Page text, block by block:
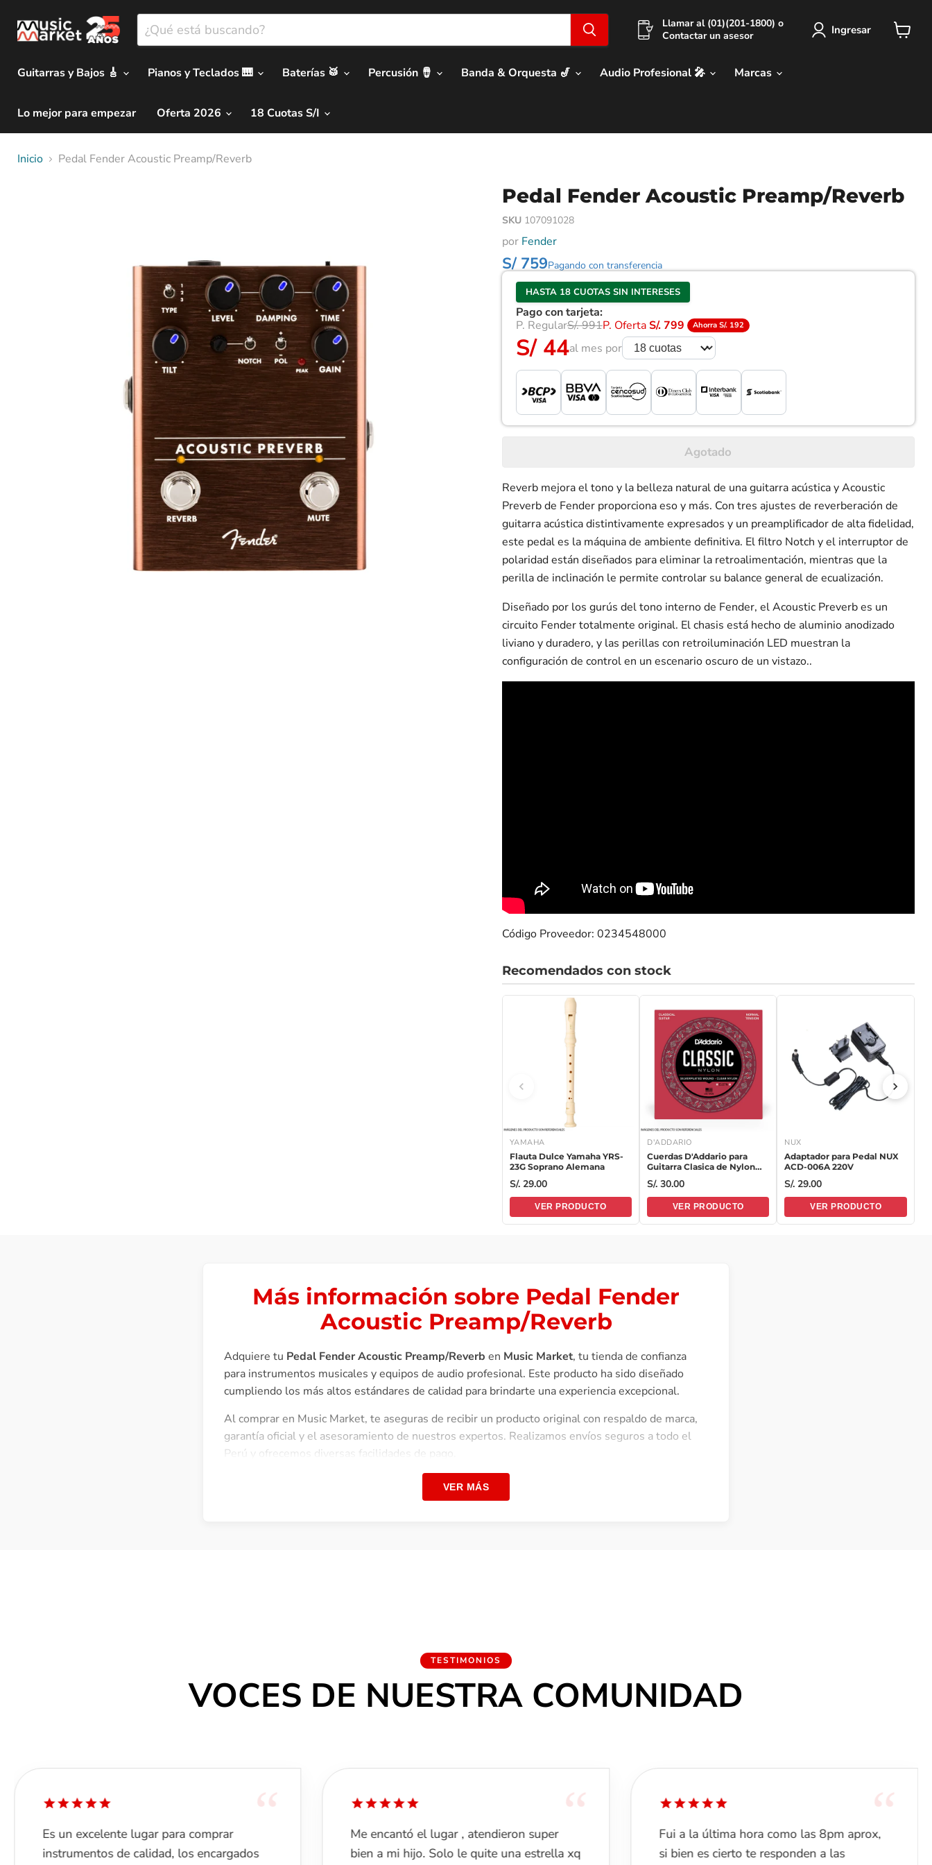
Llamar al (01)(201-1800) o
Contactar un asesor
Ingresar
Guitarras y Bajos 🎸
Pianos y Teclados 🎹 Baterías 🥁 Percusión 🪘 Banda & Orquesta 🎷 Audio Profesional 🎤 Marcas
Lo mejor para empezar Oferta 2026 18 Cuotas S/I
Inicio Pedal Fender Acoustic Preamp/Reverb
Pedal Fender Acoustic Preamp/Reverb
SKU 107091028
por Fender
S/ 759Pagando con transferencia
HASTA 18 CUOTAS SIN INTERESES
Pago con tarjeta:
P. RegularS/. 991P. OfertaS/. 799 Ahorra S/. 192
S/ 44al mes por
Agotado
Reverb mejora el tono y la belleza natural de una guitarra acústica y Acoustic
Preverb de Fender proporciona eso y más. Con tres ajustes de reverberación de
guitarra acústica distintivamente expresados y un preamplificador de alta fidelidad,
este pedal es la máquina de ambiente definitiva. El filtro Notch y el interruptor de
polaridad están diseñados para eliminar la retroalimentación, mientras que la
perilla de inclinación le permite controlar su balance general de ecualización.
Diseñado por los gurús del tono interno de Fender, el Acoustic Preverb es un
circuito Fender totalmente original. El chasis está hecho de aluminio anodizado
liviano y duradero, y las perillas con retroiluminación LED muestran la
configuración de control en un escenario oscuro de un vistazo..
Código Proveedor: 0234548000
Recomendados con stock
YAMAHA
Flauta Dulce Yamaha YRS-
23G Soprano Alemana
S/. 29.00
VER PRODUCTO
D'ADDARIO
Cuerdas D'Addario para
Guitarra Clasica de Nylon
EJ27N Tensión Normal
S/. 30.00
VER PRODUCTO
NUX
Adaptador para Pedal NUX
ACD-006A 220V
S/. 29.00
VER PRODUCTO
Más información sobre Pedal Fender
Acoustic Preamp/Reverb
Adquiere tu Pedal Fender Acoustic Preamp/Reverb en Music Market, tu tienda de confianza
para instrumentos musicales y equipos de audio profesional. Este producto ha sido diseñado
cumpliendo los más altos estándares de calidad para brindarte una experiencia excepcional.
Al comprar en Music Market, te aseguras de recibir un producto original con respaldo de marca,
garantía oficial y el asesoramiento de nuestros expertos. Realizamos envíos seguros a todo el
Perú y ofrecemos diversas facilidades de pago.
Reverb mejora el tono y la belleza natural de una guitarra acústica y Acoustic Preverb de Fender
proporciona eso y más. Con tres ajustes de reverberación de guitarra acústica distintivamente
VER MÁS
TESTIMONIOS
VOCES DE NUESTRA COMUNIDAD
“
Es un excelente lugar para comprar
instrumentos de calidad, los encargados
“
Me encantó el lugar , atendieron super
bien a mi hijo. Solo le quite una estrella xq
“
Fui a la última hora como las 8pm aprox,
si bien es cierto te responden a las